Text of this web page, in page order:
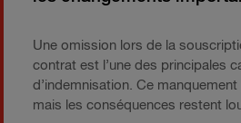
Une omission lors de la
contrat est l’une des principales
d’indemnisation. Ce
mais les conséquences restent